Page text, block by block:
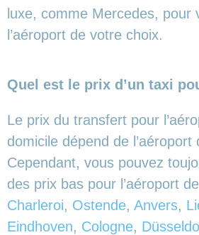
luxe, comme Mercedes, pour
l’aéroport de votre choix.
Quel est le prix d’un taxi
Le prix du transfert pour
domicile dépend de l’aéroport
Cependant, vous pouvez
des prix bas pour l’aéroport de
Charleroi, Ostende, Anvers,
Eindhoven, Cologne,